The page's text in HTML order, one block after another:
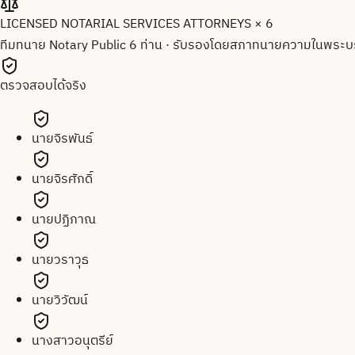
LICENSED NOTARIAL SERVICES ATTORNEYS × 6
ทีมทนาย Notary Public 6 ท่าน· รับรองโดยสภาทนายความในพระ
ตรวจสอบได้จริง
นายจิรพันธ์
นายจิรศักดิ์
นายปฏิภาณ
นายวราวุธ
นายวิวัฒน์
นางสาวอนุตรีย์